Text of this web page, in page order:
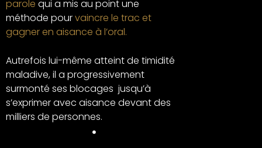
parole qui a mis au point une
méthode pourvaincre le trac et
gagner en aisance à l’oral.
Autrefois lui-même atteint de timidité
maladive, il a progressivement
surmonté ses blocages jusqu’à
s’exprimer avec aisance devant des
milliers de personnes.